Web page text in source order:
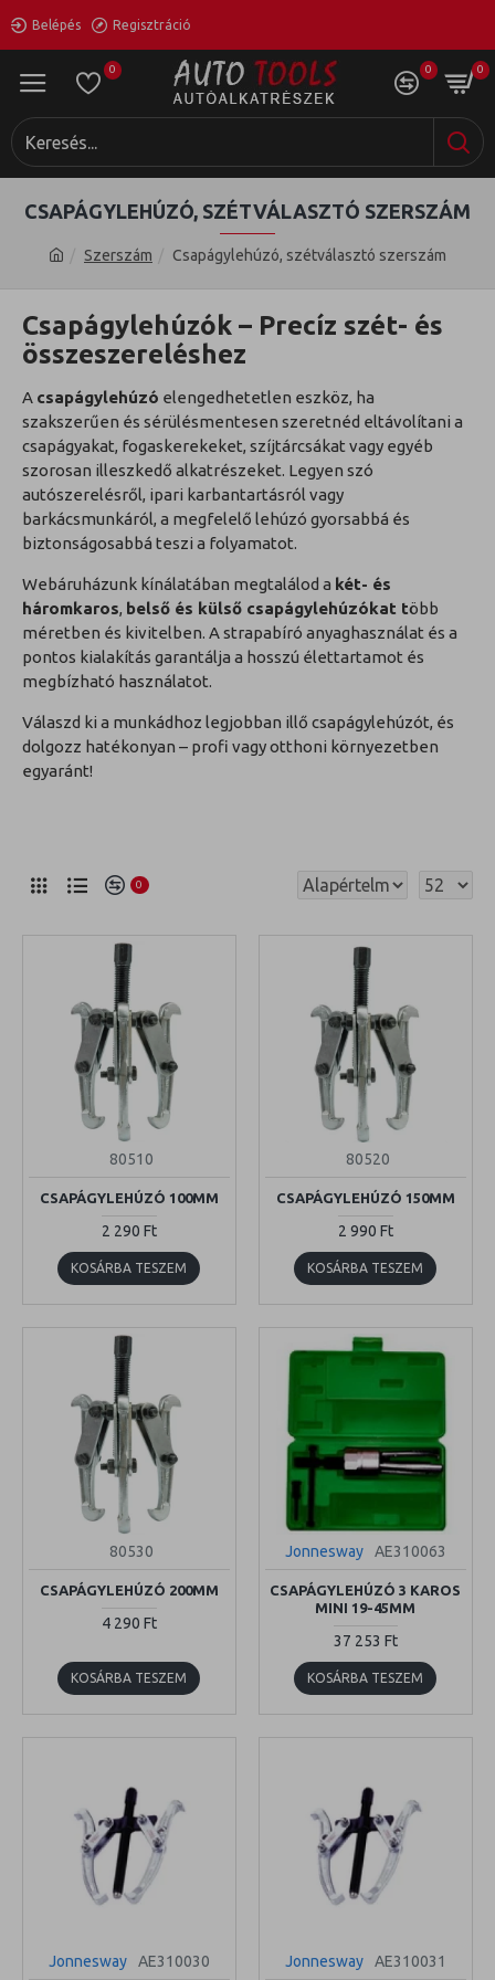
Belépés Regisztráció
0 0 0
Szerszám Csapágylehúzó, szétválasztó szerszám
CSAPÁGYLEHÚZÓ, SZÉTVÁLASZTÓ SZERSZÁM
Csapágylehúzók – Precíz szét- és
összeszereléshez
A csapágylehúzó elengedhetetlen eszköz, ha
szakszerűen és sérülésmentesen szeretnéd eltávolítani a
csapágyakat, fogaskerekeket, szíjtárcsákat vagy egyéb
szorosan illeszkedő alkatrészeket. Legyen szó
autószerelésről, ipari karbantartásról vagy
barkácsmunkáról, a megfelelő lehúzó gyorsabbá és
biztonságosabbá teszi a folyamatot.
Webáruházunk kínálatában megtalálod a két- és
háromkaros, belső és külső csapágylehúzókat több
méretben és kivitelben. A strapabíró anyaghasználat és a
pontos kialakítás garantálja a hosszú élettartamot és
megbízható használatot.
Válaszd ki a munkádhoz legjobban illő csapágylehúzót, és
dolgozz hatékonyan – profi vagy otthoni környezetben
egyaránt!
0
80510
CSAPÁGYLEHÚZÓ 100MM
2 290 Ft
KOSÁRBA TESZEM
80520
CSAPÁGYLEHÚZÓ 150MM
2 990 Ft
KOSÁRBA TESZEM
80530
CSAPÁGYLEHÚZÓ 200MM
4 290 Ft
KOSÁRBA TESZEM
Jonnesway AE310063
CSAPÁGYLEHÚZÓ 3 KAROS
MINI 19-45MM
37 253 Ft
KOSÁRBA TESZEM
Jonnesway AE310030 Jonnesway AE310031